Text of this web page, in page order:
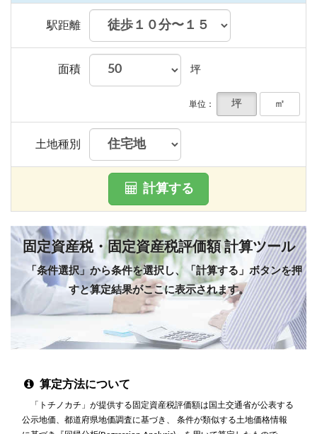
駅距離
面積 坪
単位： 坪 ㎡
土地種別
計算する
固定資産税・固定資産税評価額 計算ツール
「条件選択」から条件を選択し、「計算する」ボタンを押
すと算定結果がここに表示されます。
算定方法について
「トチノカチ」が提供する固定資産税評価額は国土交通省が公表する
公示地価、都道府県地価調査に基づき、 条件が類似する土地価格情報